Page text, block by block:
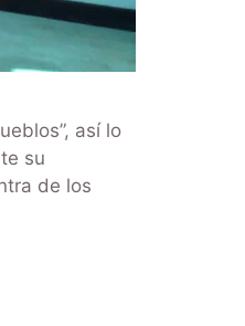
así lo
su
de los